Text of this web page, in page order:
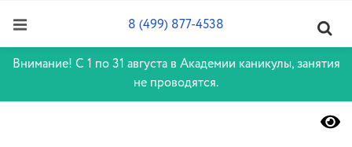
Внимание! С 1 по 31 августа в Академии каникулы, занятия
не проводятся.
8 (499) 877-4538